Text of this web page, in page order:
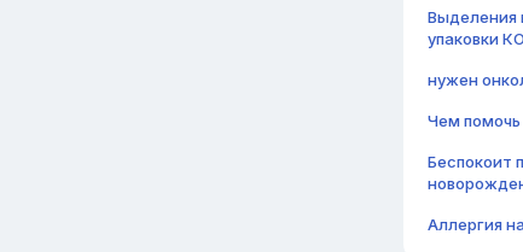
Выделения
упаковки
нужен
Чем помочь
Беспокоит
Аллергия